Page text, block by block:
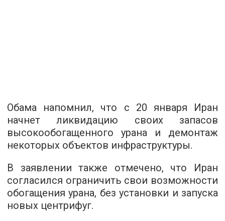
Обама напомнил, что с 20 января Иран
начнет ликвидацию своих запасов
высокообогащенного урана и демонтаж
некоторых объектов инфраструктуры.
В заявлении также отмечено, что Иран
согласился ограничить свои возможности
обогащения урана, без установки и запуска
новых центрифуг.